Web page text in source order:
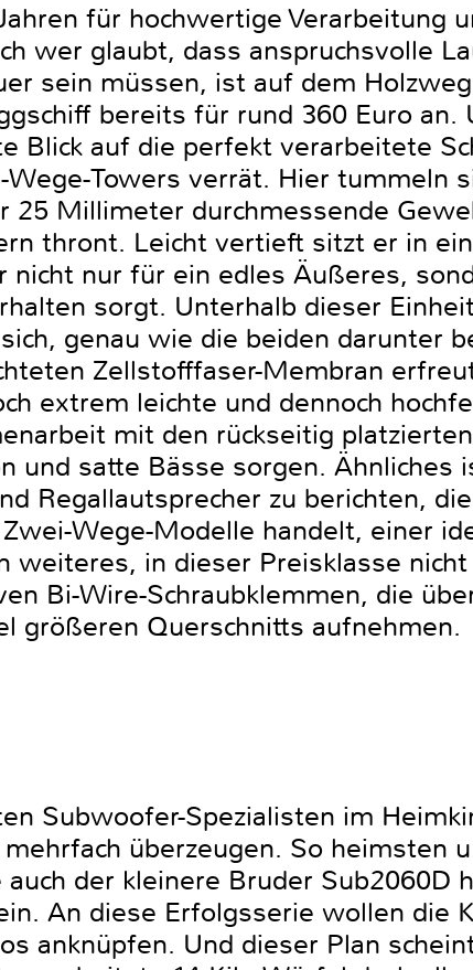
für hochwertige Verarbeitung
wer glaubt, dass anspruchsvolle
sein müssen, ist auf dem
bereits für rund 360 Euro an.
Blick auf die perfekt verarbeitete
Towers verrät. Hier tummeln
25 Millimeter durchmessende
thront. Leicht vertieft sitzt er in
nur für ein edles Äußeres,
sorgt. Unterhalb dieser
genau wie die beiden darunter
Zellstofffaser-Membran
extrem leichte und dennoch
mit den rückseitig
und satte Bässe sorgen. Ähnliches
Regallautsprecher zu berichten,
Wege-Modelle handelt, einer
weiteres, in dieser Preisklasse
Bi-Wire-Schraubklemmen, die
größeren Querschnitts aufnehmen.
Subwoofer-Spezialisten im
überzeugen. So heimsten
der kleinere Bruder Sub2060D
An diese Erfolgsserie wollen die
anknüpfen. Und dieser Plan